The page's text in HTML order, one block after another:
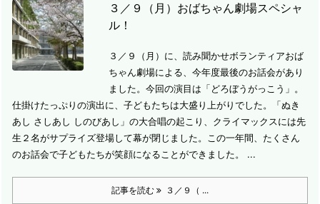
３／９（月）おばちゃん劇場スペシャ
ル！
３／９（月）に、読み聞かせボランティアおば
ちゃん劇場による、今年度最後のお話会があり
ました。 今回の演目は「どろぼうがっこう」。
仕掛けたっぷりの演出に、子どもたちは大盛り上がりでした。「ぬき
あし さしあし しのびあし」の大合唱の起こり、クライマックスには先
生２名がサプライズ登場して幕が閉じました。 この一年間、たくさん
のお話会で子どもたちが笑顔になることができました。 ...
記事を読む ３／９（ ...